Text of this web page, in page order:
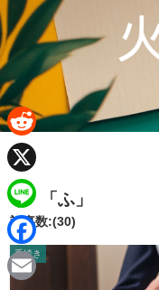
「ふ」
記事数:(30)
手続き
R
e
d
d
i
X
L
n
F